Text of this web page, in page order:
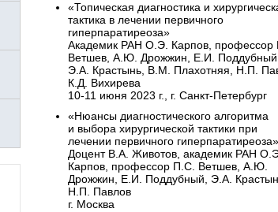
«Топическая диагностика и
тактика в лечении первичного
гиперпаратиреоза»
Академик РАН О.Э. Карпов, профессор
Ветшев, А.Ю. Дрожжин, Е.И.
Э.А. Крастынь, В.М. Плахотняя, Н.П.
К.Д. Вихирева
10-11 июня 2023 г., г. Санкт-Петербург
«Нюансы диагностического алгоритма
и выбора хирургической тактики при
лечении первичного гиперпаратиреоза»
Доцент В.А. Животов, академик РАН
Карпов, профессор П.С. Ветшев, А.Ю.
Дрожжин, Е.И. Поддубный, Э.А.
Н.П. Павлов
г. Москва